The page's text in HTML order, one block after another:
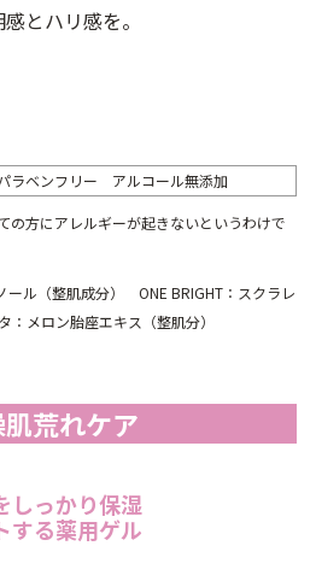
とハリ感を。
ベンフリー アルコール無添加
方にアレルギーが起きないというわけで
ール（整肌成分） ONE BRIGHT：スクラレ
メロン胎座エキス（整肌分）
荒れケア
しっかり保湿
する薬用ゲル